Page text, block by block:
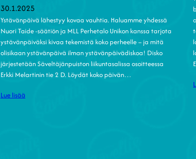
30.1.2025
Ystävänpäivä lähestyy kovaa vauhtia. Haluamme yhdessä
Nuori Taide -säätiön ja MLL Perhetalo Unikon kanssa tarjota
ystävänpäiväksi kivaa tekemistä koko perheelle – ja mitä
olisikaan ystävänpäivä ilman ystävänpäivädiskoa! Disko
järjestetään Säveltäjänpuiston liikuntasalissa osoitteessa
Erkki Melartinin tie 2 D. Löydät koko päivän…
Lue lisää